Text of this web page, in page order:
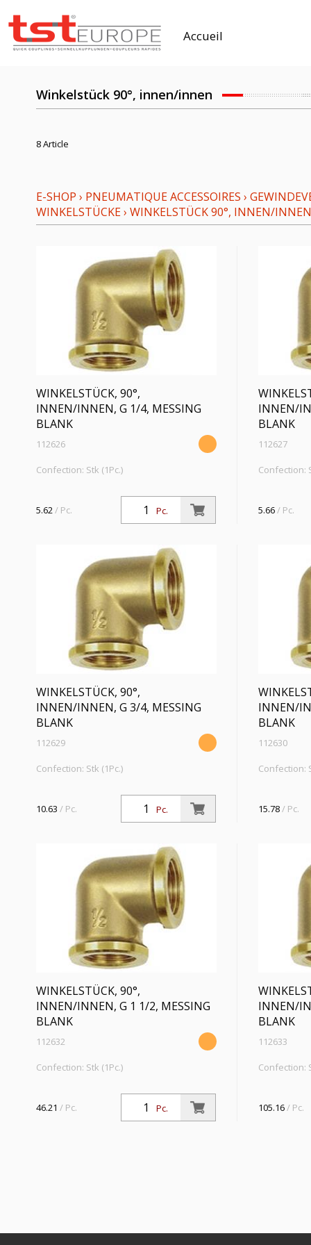
Accueil
Winkelstück 90°, innen/innen
8 Article
E-SHOP › PNEUMATIQUE ACCESSOIRES ›
WINKELSTÜCKE› WINKELSTÜCK 90°, INNEN/INNEN
WINKELSTÜCK, 90°,
INNEN/INNEN, G 1/4, MESSING
BLANK
112626
Confection: Stk (1Pc.)
Betriebsdruck max. 10 bar,
Betriebstemperatur max. 90 °C, Messing
Pc.
5.62/ Pc.
INNEN/
BLANK
112627
Confection:
5.66/ Pc.
WINKELSTÜCK, 90°,
INNEN/INNEN, G 3/4, MESSING
BLANK
112629
Confection: Stk (1Pc.)
Betriebsdruck max. 10 bar,
Betriebstemperatur max. 90 °C, Messing
Pc.
10.63 / Pc.
INNEN/
BLANK
112630
Confection:
15.78/ Pc.
WINKELSTÜCK, 90°,
INNEN/INNEN, G 1 1/2, MESSING
BLANK
112632
Confection: Stk (1Pc.)
Betriebsdruck max. 10 bar,
Betriebstemperatur max. 90 °C, Messing
Pc.
46.21 / Pc.
INNEN/
BLANK
112633
Confection:
105.16/ Pc.